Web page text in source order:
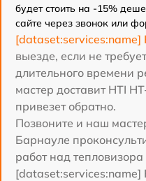
будет стоить на -15%
сайте через звонок или
[dataset:services:name]
выезде, если не
длительного времени
мастер доставит HTI
привезет обратно.
Позвоните и наш
Барнауле
работ над